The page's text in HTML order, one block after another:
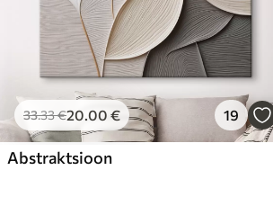
33.33€20.00 € 19
Abstraktsioon